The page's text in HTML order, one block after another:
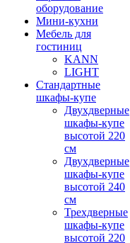
оборудование
Мини-кухни
Мебель для
гостиниц
KANN
LIGHT
Стандартные
шкафы-купе
Двухдверные
шкафы-купе
высотой 220
см
Двухдверные
шкафы-купе
высотой 240
см
Трехдверные
шкафы-купе
высотой 220